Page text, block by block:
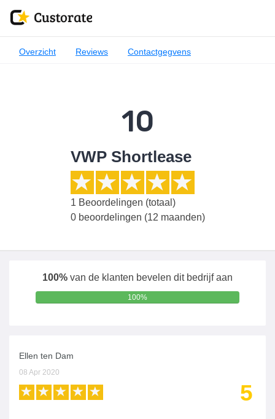
Overzicht Reviews Contactgegvens
10
VWP Shortlease
1 Beoordelingen (totaal)
0 beoordelingen (12 maanden)
100% van de klanten bevelen dit bedrijf aan
100%
Ellen ten Dam
08 Apr 2020
5